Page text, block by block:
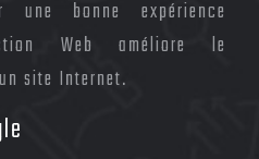
bonne expérience
Web améliore le
site Internet.